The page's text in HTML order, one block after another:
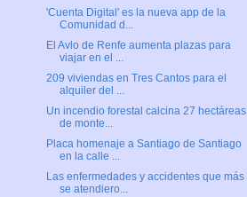
'Cuenta Digital' es la nueva app de la
Comunidad d...
El Avlo de Renfe aumenta plazas para
viajar en el ...
209 viviendas en Tres Cantos para el
alquiler del ...
Un incendio forestal calcina 27 hectáreas
de monte...
Placa homenaje a Santiago de Santiago
en la calle ...
Las enfermedades y accidentes que más
se atendiero...